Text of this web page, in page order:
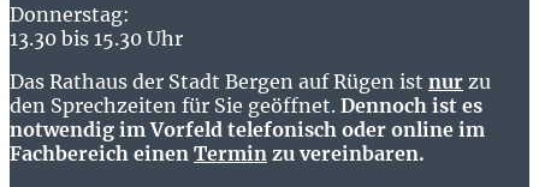
Donnerstag:
13.30 bis 15.30 Uhr
Das Rathaus der Stadt Bergen auf Rügen ist nur zu
den Sprechzeiten für Sie geöffnet. Dennoch ist es
notwendig im Vorfeld telefonisch oder online im
Fachbereich einen Termin zu vereinbaren.